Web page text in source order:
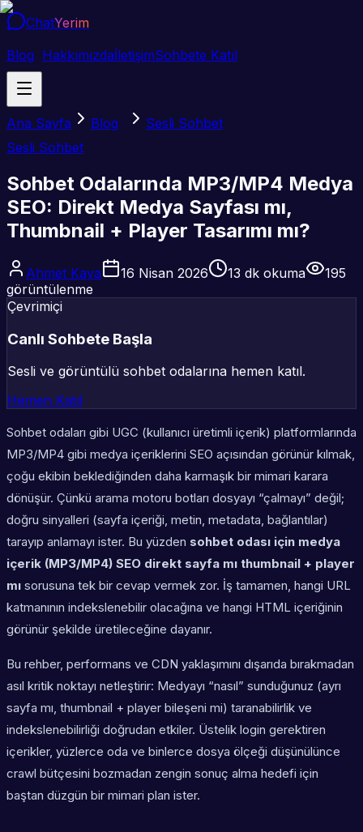
ChatYerim
Blog HakkımızdaİletişimSohbete Katıl
Ana Sayfa Blog
Sesli Sohbet
Sesli Sohbet
Sohbet Odalarında MP3/MP4 Medya
SEO: Direkt Medya Sayfası mı,
Thumbnail + Player Tasarımı mı?
Ahmet Kaya 16 Nisan 2026 13 dk okuma
195
görüntülenme
Çevrimiçi
Canlı Sohbete Başla
Sesli ve görüntülü sohbet odalarına hemen katıl.
Hemen Katıl
Sohbet odaları gibi UGC (kullanıcı üretimli içerik) platformlarında
MP3/MP4 gibi medya içeriklerini SEO açısından görünür kılmak,
çoğu ekibin beklediğinden daha karmaşık bir mimari karara
dönüşür. Çünkü arama motoru botları dosyayı “çalmayı” değil;
doğru sinyalleri (sayfa içeriği, metin, metadata, bağlantılar)
tarayıp anlamayı ister. Bu yüzden sohbet odası için medya
içerik (MP3/MP4) SEO direkt sayfa mı thumbnail + player
mı sorusuna tek bir cevap vermek zor. İş tamamen, hangi URL
katmanının indekslenebilir olacağına ve hangi HTML içeriğinin
görünür şekilde üretileceğine dayanır.
Bu rehber, performans ve CDN yaklaşımını dışarıda bırakmadan
asıl kritik noktayı netleştirir: Medyayı “nasıl” sunduğunuz (ayrı
sayfa mı, thumbnail + player bileşeni mi) taranabilirlik ve
indekslenebilirliği doğrudan etkiler. Üstelik login gerektiren
içerikler, yüzlerce oda ve binlerce dosya ölçeği düşünülünce
crawl bütçesini bozmadan zengin sonuç alma hedefi için
baştan düzgün bir mimari plan ister.